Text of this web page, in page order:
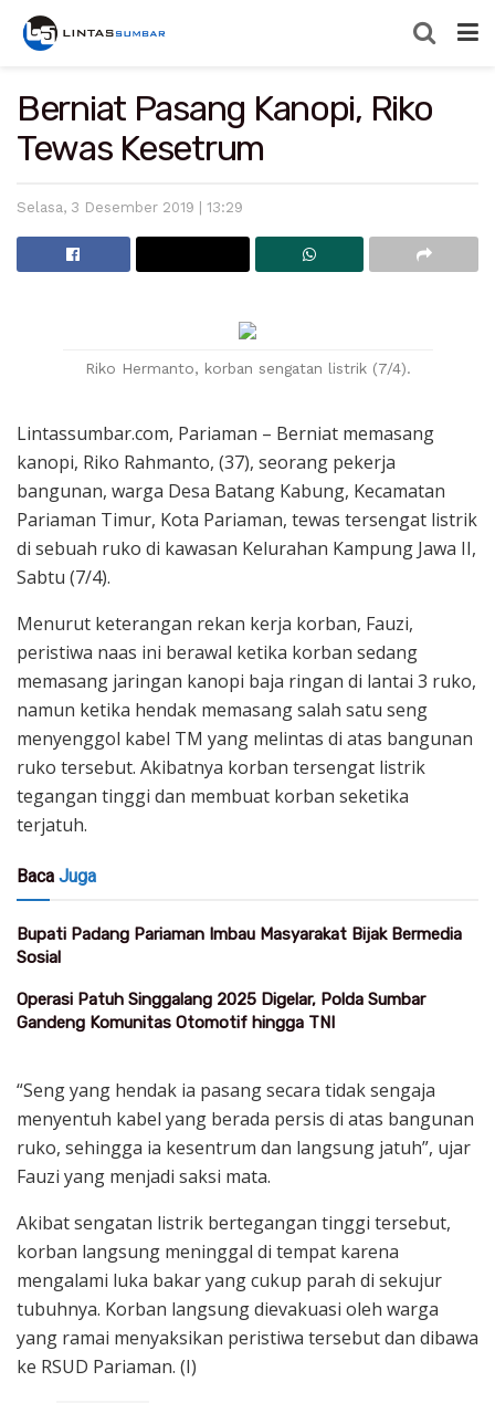
Berniat Pasang Kanopi, Riko
Tewas Kesetrum
Selasa, 3 Desember 2019 | 13:29
Riko Hermanto, korban sengatan listrik (7/4).
Lintassumbar.com, Pariaman – Berniat memasang
kanopi, Riko Rahmanto, (37), seorang pekerja
bangunan, warga Desa Batang Kabung, Kecamatan
Pariaman Timur, Kota Pariaman, tewas tersengat listrik
di sebuah ruko di kawasan Kelurahan Kampung Jawa II,
Sabtu (7/4).
Menurut keterangan rekan kerja korban, Fauzi,
peristiwa naas ini berawal ketika korban sedang
memasang jaringan kanopi baja ringan di lantai 3 ruko,
namun ketika hendak memasang salah satu seng
menyenggol kabel TM yang melintas di atas bangunan
ruko tersebut. Akibatnya korban tersengat listrik
tegangan tinggi dan membuat korban seketika
terjatuh.
Baca Juga
Bupati Padang Pariaman Imbau Masyarakat Bijak Bermedia
Sosial
Operasi Patuh Singgalang 2025 Digelar, Polda Sumbar
Gandeng Komunitas Otomotif hingga TNI
“Seng yang hendak ia pasang secara tidak sengaja
menyentuh kabel yang berada persis di atas bangunan
ruko, sehingga ia kesentrum dan langsung jatuh”, ujar
Fauzi yang menjadi saksi mata.
Akibat sengatan listrik bertegangan tinggi tersebut,
korban langsung meninggal di tempat karena
mengalami luka bakar yang cukup parah di sekujur
tubuhnya. Korban langsung dievakuasi oleh warga
yang ramai menyaksikan peristiwa tersebut dan dibawa
ke RSUD Pariaman. (I)